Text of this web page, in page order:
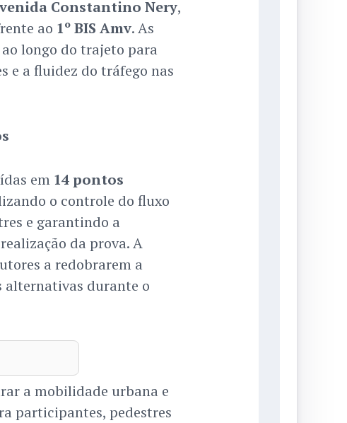
Constantino Nery,
ao 1º BIS Amv. As
longo do trajeto para
e a fluidez do tráfego nas
em 14 pontos
o controle do fluxo
e garantindo a
da prova. A
a redobrarem a
alternativas durante o
a mobilidade urbana e
participantes, pedestres